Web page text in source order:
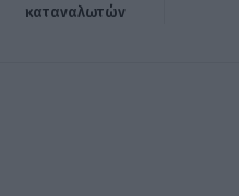
καταναλωτών